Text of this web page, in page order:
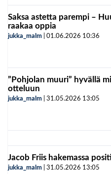
Saksa astetta parempi –
raakaa oppia
jukka_malm 01.06.2026 10:36
”Pohjolan muuri” hyvällä
otteluun
jukka_malm 31.05.2026 13:05
Jacob Friis hakemassa
jukka_malm 31.05.2026 13:05